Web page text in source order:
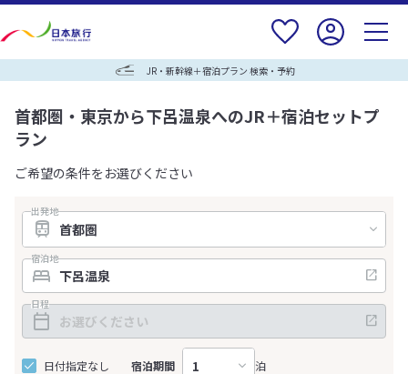
JR・新幹線＋宿泊プラン 検索・予約
首都圏・東京から下呂温泉へのJR＋宿泊セットプ
ラン
ご希望の条件をお選びください
出発地
宿泊地
日程
日付指定なし 宿泊期間 泊